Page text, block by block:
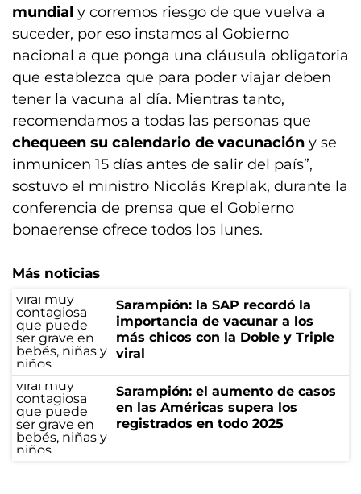
mundial y corremos riesgo de que vuelva a
suceder, por eso instamos al Gobierno
nacional a que ponga una cláusula obligatoria
que establezca que para poder viajar deben
tener la vacuna al día. Mientras tanto,
recomendamos a todas las personas que
chequeen su calendario de vacunación y se
inmunicen 15 días antes de salir del país”,
sostuvo el ministro Nicolás Kreplak, durante la
conferencia de prensa que el Gobierno
bonaerense ofrece todos los lunes.
Más noticias
Sarampión: la SAP recordó la
importancia de vacunar a los
más chicos con la Doble y Triple
viral
Sarampión: el aumento de casos
en las Américas supera los
registrados en todo 2025